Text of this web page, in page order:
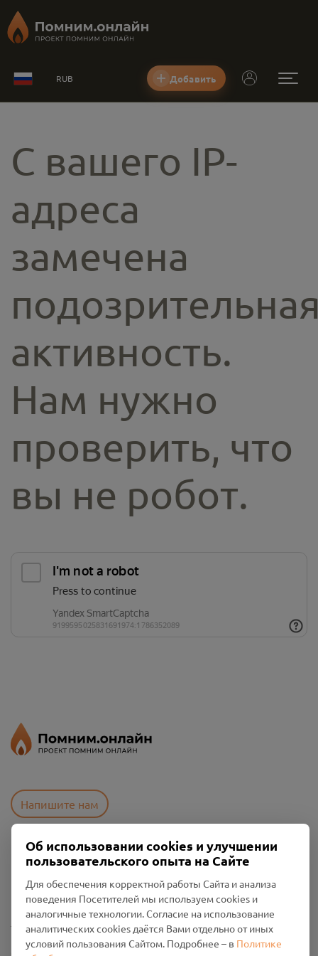
RUB Добавить
С вашего IP-
адреса
замечена
активность.
Нам нужно
проверить, что
вы не робот.
Напишите нам
Пользовательское соглашение
Промо-материалы
Настройки cookies
Общество с ограниченной ответственностью «Смоленский
Об использовании cookies и улучшении
пользовательского опыта на Сайте
Для обеспечения корректной работы Сайта и анализа
поведения Посетителей мы используем cookies и
аналогичные технологии. Согласие на использование
аналитических cookies даётся Вами отдельно от иных
условий пользования Сайтом. Подробнее – в Политике